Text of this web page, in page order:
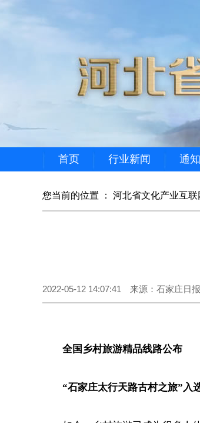
首页 行业新闻 通
您当前的位置 ： 河北省文化产业互联
2022-05-12 14:07:41 来源：石家庄日报
全国乡村旅游精品线路公布
“石家庄太行天路古村之旅”入